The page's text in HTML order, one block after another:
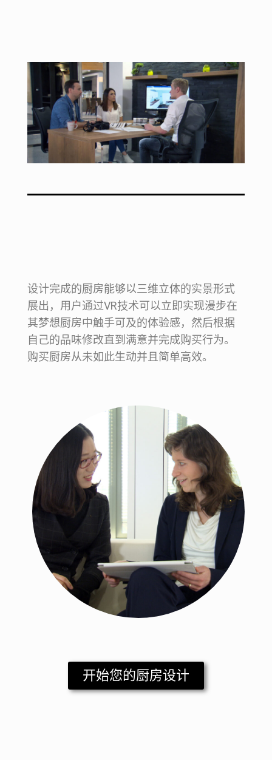
设计完成的厨房能够以三维立体的实景形式
展出，用户通过VR技术可以立即实现漫步在
其梦想厨房中触手可及的体验感，然后根据
自己的品味修改直到满意并完成购买行为。
购买厨房从未如此生动并且简单高效。
开始您的厨房设计